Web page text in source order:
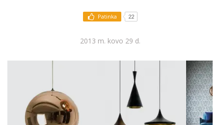
Patinka 22
2013 m. kovo 29 d.